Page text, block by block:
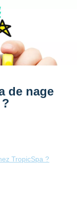
de nage
TropicSpa ?